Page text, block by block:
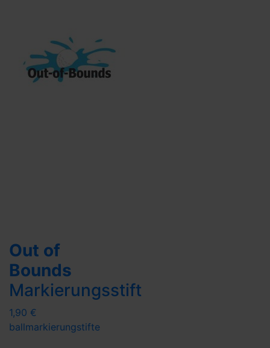
Out of
Bounds
Markierungsstift
1,90 €
ballmarkierungstifte